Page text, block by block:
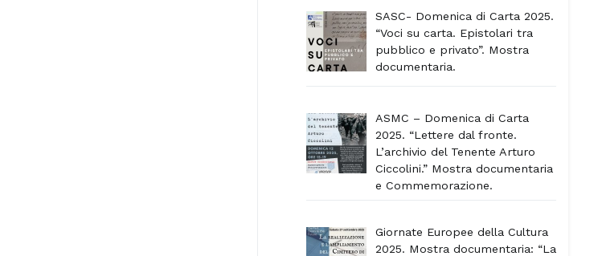
SASC- Domenica di Carta 2025.
“Voci su carta. Epistolari tra
pubblico e privato”. Mostra
documentaria.
ASMC – Domenica di Carta
2025. “Lettere dal fronte.
L’archivio del Tenente Arturo
Ciccolini.” Mostra documentaria
e Commemorazione.
Giornate Europee della Cultura
2025. Mostra documentaria: “La